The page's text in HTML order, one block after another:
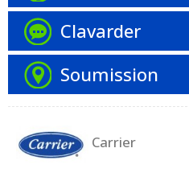
Clavarder
Soumission
Carrier